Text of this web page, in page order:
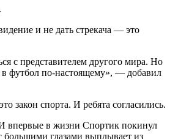
и не дать стрекача — это
с представителем другого мира. Но
в футбол по-настоящему», — добавил
спорта. И ребята согласились.
впервые в жизни Спортик покинул
большими глазами выплывает из